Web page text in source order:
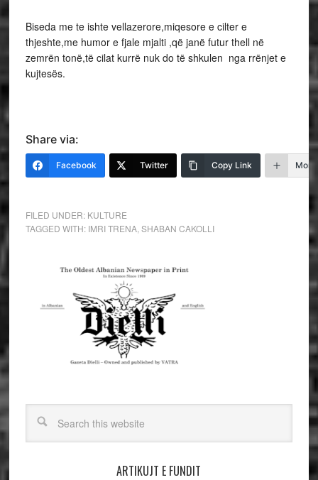
Biseda me te ishte vellazerore,miqesore e cilter e
thjeshte,me humor e fjale mjalti ,që janë futur thell në
zemrën tonë,të cilat kurrë nuk do të shkulen nga rrënjet e
kujtesës.
Share via:
Facebook Twitter Copy Link More
FILED UNDER: KULTURE
TAGGED WITH: IMRI TRENA, SHABAN CAKOLLI
ARTIKUJT E FUNDIT